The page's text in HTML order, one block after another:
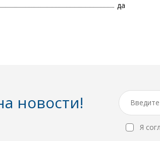
да
новости!
Я